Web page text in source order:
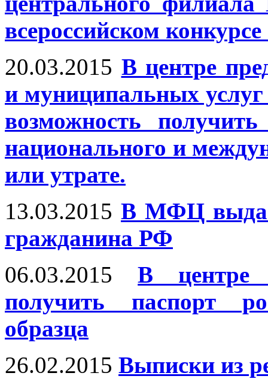
всероссийском
20.03.2015 В центре
и муниципальных
возможность получить
национального и
или утрате.
13.03.2015 В МФЦ
гражданина РФ
06.03.2015
В центре
получить паспорт
образца
26.02.2015 Выписки из